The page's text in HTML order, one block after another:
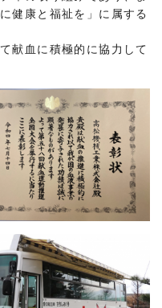
健康と福祉を」に属する
献血に積極的に協力して